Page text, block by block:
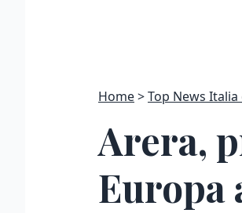
Home Top News Italia
Arera,
Europa